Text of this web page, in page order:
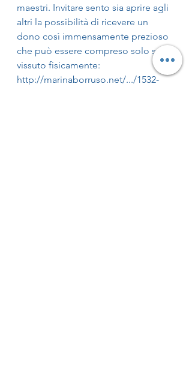
maestri. Invitare sento sia aprire agli
altri la possibilità di ricevere un
dono così immensamente prezioso
che può essere compreso solo se
vissuto fisicamente:
http://marinaborruso.net/.../1532-